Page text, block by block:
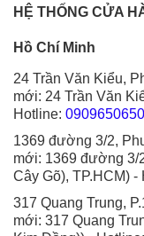
HỆ THỐNG CỬA
Hồ Chí Minh
24 Trần Văn Kiểu,
mới: 24 Trần Văn
Hotline: 0909650650
1369 đường 3/2,
mới: 1369 đường 3/
Cây Gõ), TP.HCM) -
317 Quang Trung,
mới: 317 Quang